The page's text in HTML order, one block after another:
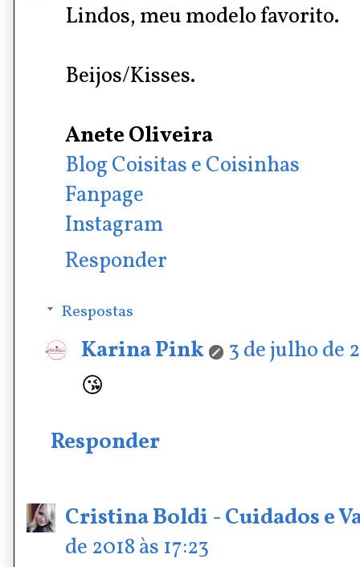
Lindos, meu modelo favorito.
Beijos/Kisses.
Anete Oliveira
Blog Coisitas e Coisinhas
Fanpage
Instagram
Responder
Respostas
Karina Pink
3 de julho de
😘
Responder
Cristina Boldi - Cuidados e
de 2018 às 17:23